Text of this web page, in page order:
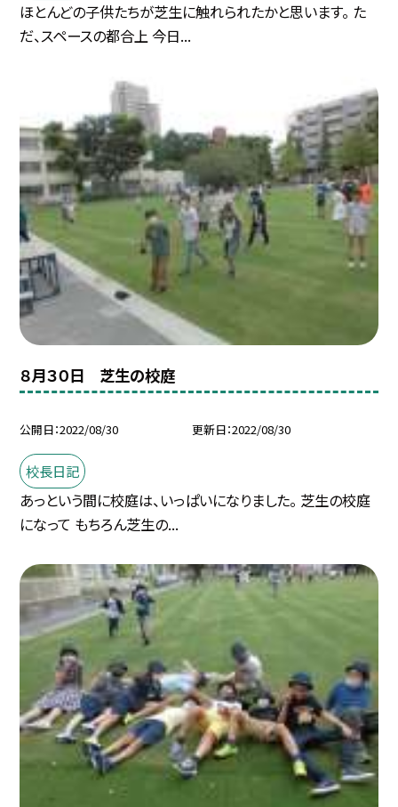
ほとんどの子供たちが芝生に触れられたかと思います。 た
だ、スペースの都合上 今日...
８月３０日 芝生の校庭
公開日 2022/08/30 更新日 2022/08/30
校長日記
あっという間に校庭は、いっぱいになりました。 芝生の校庭
になって もちろん芝生の...